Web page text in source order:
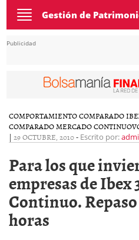
Toggle
navigation
Gestión de
Publicidad
COMPORTAMIENTO COMPARADO
COMPARADO MERCADO CONTINUO
| 29 OCTUBRE, 2010- Escrito por:
Para los que
empresas de Ibex
Continuo.
horas